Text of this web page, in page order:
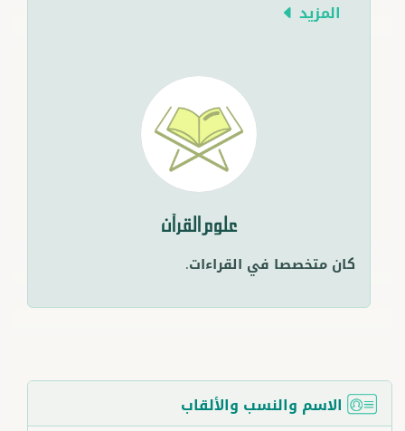
المزيد
علوم القرآن
كان متخصصا في القراءات.
الاسم والنسب والألقاب